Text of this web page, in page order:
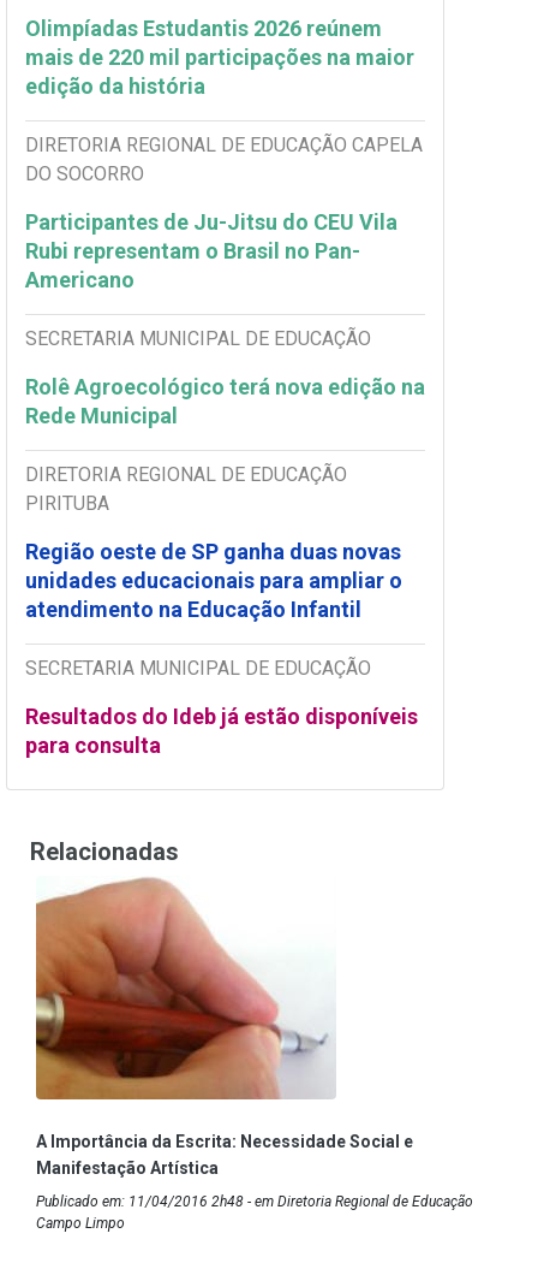
Olimpíadas Estudantis 2026 reúnem
mais de 220 mil participações na maior
edição da história
DIRETORIA REGIONAL DE EDUCAÇÃO CAPELA
DO SOCORRO
Participantes de Ju-Jitsu do CEU Vila
Rubi representam o Brasil no Pan-
Americano
SECRETARIA MUNICIPAL DE EDUCAÇÃO
Rolê Agroecológico terá nova edição na
Rede Municipal
DIRETORIA REGIONAL DE EDUCAÇÃO
PIRITUBA
Região oeste de SP ganha duas novas
unidades educacionais para ampliar o
atendimento na Educação Infantil
SECRETARIA MUNICIPAL DE EDUCAÇÃO
Resultados do Ideb já estão disponíveis
para consulta
Relacionadas
A Importância da Escrita: Necessidade Social e
Manifestação Artística
Publicado em: 11/04/2016 2h48 - em Diretoria Regional de Educação
Campo Limpo